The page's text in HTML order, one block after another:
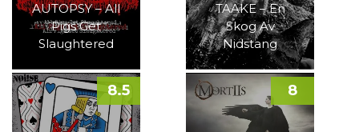
AUTOPSY – All
Pigs Get
Slaughtered
TAAKE – En
Skog Av
Nidstang
8.5 8